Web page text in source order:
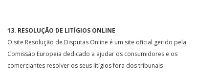
13. RESOLUÇÃO DE LITÍGIOS ONLINE
O site Resolução de Disputas Online é um site oficial gerido pela
Comissão Europeia dedicado a ajudar os consumidores e os
comerciantes resolver os seus litígios fora dos tribunais